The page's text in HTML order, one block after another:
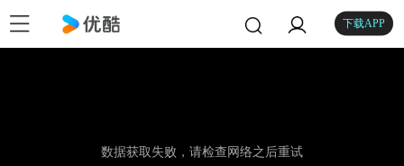
下载APP
数据获取失败，请检查网络之后重试